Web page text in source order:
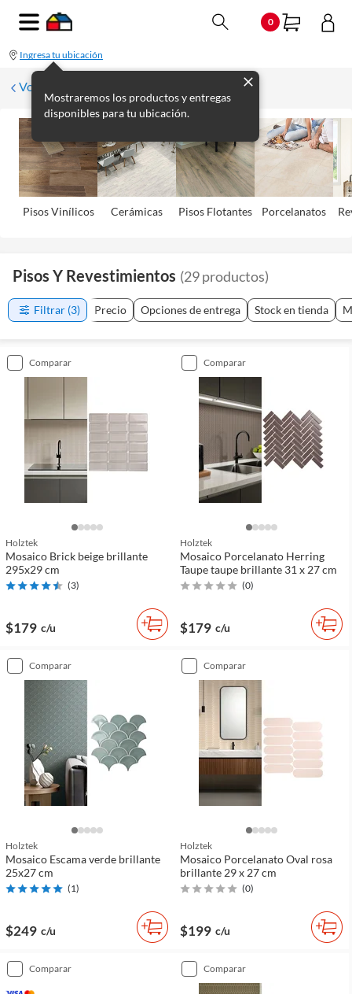
0
Ingresa tu ubicación
Mostraremos los productos y entregas
disponibles para tu ubicación.
Volver
Pisos Viní­licos Cerámicas Pisos Flotantes Porcelanatos
Pisos Y Revestimientos (29productos)
Filtrar (3) Precio Opciones de entrega Stock en tienda
comparar
Holztek
Mosaico Brick beige brillante
295x29 cm
(3)
$179 c/u
comparar
Holztek
Mosaico Porcelanato Herring
Taupe taupe brillante 31 x 27 cm
(0)
$179 c/u
comparar
Holztek
Mosaico Escama verde brillante
25x27 cm
(1)
$249 c/u
comparar
Holztek
Mosaico Porcelanato Oval rosa
brillante 29 x 27 cm
(0)
$199 c/u
comparar comparar